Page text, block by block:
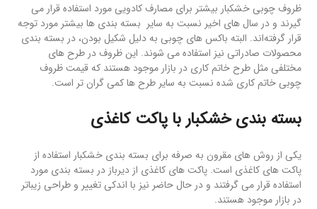
ظروف چوبی خشکبار بیشتر برای مصارف کادویی مورد استفاده قرار می
گیرند و در سال های اخیر نسبت به سایر بسته بندی ها بیشتر مورد توجه
قرار گرفته‌اند. البته باکس های چوبی به دلیل شکیل بودن، در بسته بندی
محصولات صادراتی نیز استفاده می شوند. این ظروف در طرح های
مختلفی مثل طرح خاتم کاری در بازار موجود هستند که قیمت ظروف
چوبی خاتم کاری شده نسبت به سایر طرح ها کمی گران تر است.
بسته بندی خشکبار با پاکت کاغذی
یکی از روش های مقرون به صرفه برای بسته بندی خشکبار استفاده از
پاکت های کاغذی است. پاکت های کاغذی از دیرباز در بسته بندی مورد
استفاده قرار می گرفتند و در حال حاضر نیز با اندکی تغییر و طراحی زیباتر
در بازار موجود هستند.